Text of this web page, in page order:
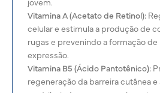
Vitamina A (Acetato de Retinol):
celular e estimula a produção de
rugas e prevenindo a formação de
expressão.
Vitamina B5 (Ácido Pantotênico):
regeneração da barreira cutânea e